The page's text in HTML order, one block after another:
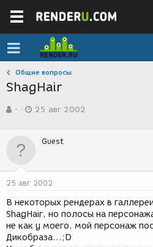
Общие вопросы
ShagHair
в
р
м
-
а
д
н
и
я
25 авг 2002
Guest
25 авг 2002
В некоторых рендерах в
ShagHair, но полосы на
не как у моего, мой персонаж
Дикобраза...;D